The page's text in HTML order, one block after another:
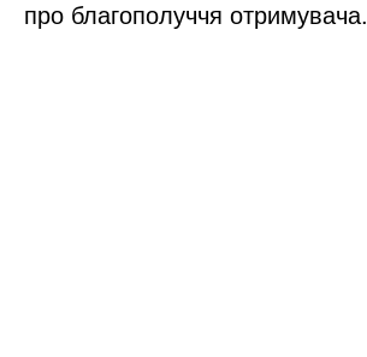
про благополуччя отримувача.